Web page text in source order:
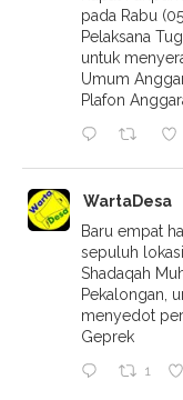
pada Rabu
Pelaksana
untuk
Umum
Plafon
WartaDesa
Baru empat
sepuluh
Shadaqah
Pekalongan,
menyedot
Geprek
1